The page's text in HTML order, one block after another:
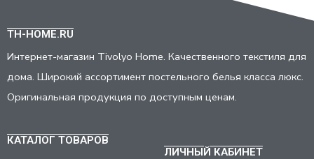
TH-HOME.RU
Интернет-магазин Tivolyo Home. Качественного текстиля для
дома. Широкий ассортимент постельного белья класса люкс.
Оригинальная продукция по доступным ценам.
КАТАЛОГ ТОВАРОВ
ЛИЧНЫЙ КАБИНЕТ